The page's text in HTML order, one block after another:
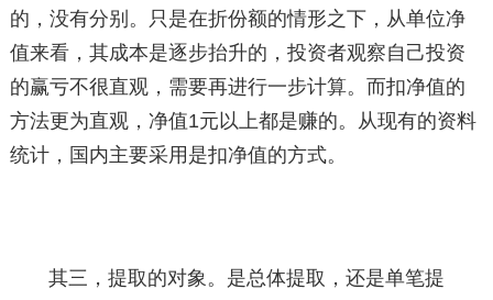
的，没有分别。只是在折份额的情形之下，从单位净
值来看，其成本是逐步抬升的，投资者观察自己投资
的赢亏不很直观，需要再进行一步计算。而扣净值的
方法更为直观，净值1元以上都是赚的。从现有的资料
统计，国内主要采用是扣净值的方式。
其三，提取的对象。是总体提取，还是单笔提